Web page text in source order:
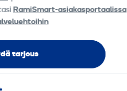
RamiSmart-asiakasportaalissa
tarjous